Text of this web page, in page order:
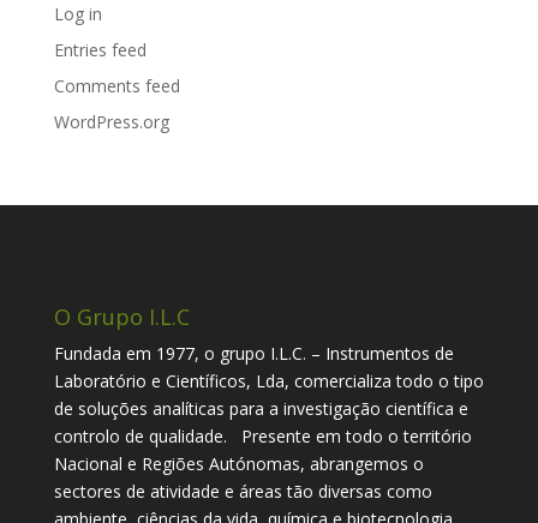
Log in
Entries feed
Comments feed
WordPress.org
O Grupo I.L.C
Fundada em 1977, o grupo I.L.C. – Instrumentos de
Laboratório e Científicos, Lda, comercializa todo o tipo
de soluções analíticas para a investigação científica e
controlo de qualidade. Presente em todo o território
Nacional e Regiões Autónomas, abrangemos o
sectores de atividade e áreas tão diversas como